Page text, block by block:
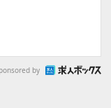
by